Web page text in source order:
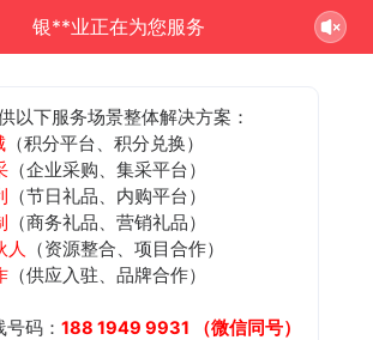
银**业正在为您服务
以下服务场景整体解决方案：
（积分平台、积分兑换）
（企业采购、集采平台）
（节日礼品、内购平台）
（商务礼品、营销礼品）
人
（资源整合、项目合作）
（供应入驻、品牌合作）
码： 188 1949 9931 （微信同号）